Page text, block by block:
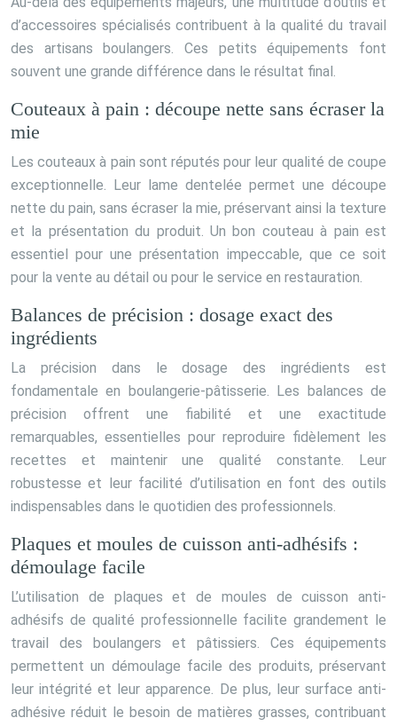
d’accessoires spécialisés contribuent à la qualité du travail
des artisans boulangers. Ces petits équipements font
souvent une grande différence dans le résultat final.
Couteaux à pain : découpe nette sans écraser la
mie
Les couteaux à pain sont réputés pour leur qualité de coupe
exceptionnelle. Leur lame dentelée permet une découpe
nette du pain, sans écraser la mie, préservant ainsi la texture
et la présentation du produit. Un bon couteau à pain est
essentiel pour une présentation impeccable, que ce soit
pour la vente au détail ou pour le service en restauration.
Balances de précision : dosage exact des
ingrédients
La précision dans le dosage des ingrédients est
fondamentale en boulangerie-pâtisserie. Les balances de
précision offrent une fiabilité et une exactitude
remarquables, essentielles pour reproduire fidèlement les
recettes et maintenir une qualité constante. Leur
robustesse et leur facilité d’utilisation en font des outils
indispensables dans le quotidien des professionnels.
Plaques et moules de cuisson anti-adhésifs :
démoulage facile
L’utilisation de plaques et de moules de cuisson anti-
adhésifs de qualité professionnelle facilite grandement le
travail des boulangers et pâtissiers. Ces équipements
permettent un démoulage facile des produits, préservant
leur intégrité et leur apparence. De plus, leur surface anti-
adhésive réduit le besoin de matières grasses, contribuant